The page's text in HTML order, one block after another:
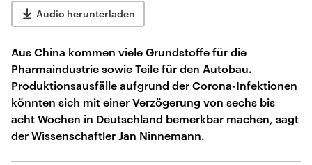
Audio herunterladen
Aus China kommen viele Grundstoffe für die
Pharmaindustrie sowie Teile für den Autobau.
Produktionsausfälle aufgrund der Corona-Infektionen
könnten sich mit einer Verzögerung von sechs bis
acht Wochen in Deutschland bemerkbar machen, sagt
der Wissenschaftler Jan Ninnemann.